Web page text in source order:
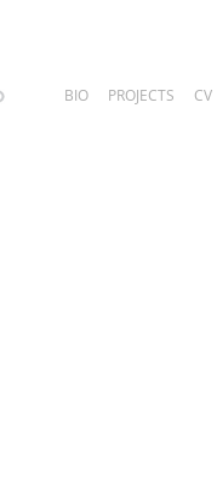
BIO PROJECTS CV